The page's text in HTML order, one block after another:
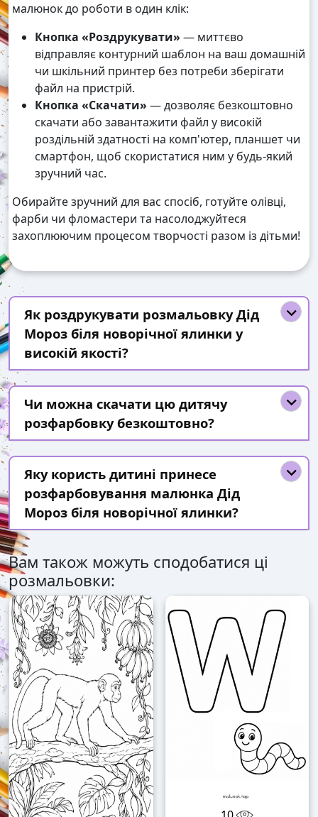
малюнок до роботи в один клік:
Кнопка «Роздрукувати» — миттєво
відправляє контурний шаблон на ваш домашній
чи шкільний принтер без потреби зберігати
файл на пристрій.
Кнопка «Скачати» — дозволяє безкоштовно
скачати або завантажити файл у високій
роздільній здатності на комп'ютер, планшет чи
смартфон, щоб скористатися ним у будь-який
зручний час.
Обирайте зручний для вас спосіб, готуйте олівці,
фарби чи фломастери та насолоджуйтеся
захоплюючим процесом творчості разом із дітьми!
Як роздрукувати розмальовку Дід
Мороз біля новорічної ялинки у
високій якості?
Чи можна скачати цю дитячу
розфарбовку безкоштовно?
Яку користь дитині принесе
розфарбовування малюнка Дід
Мороз біля новорічної ялинки?
Вам також можуть сподобатися ці
розмальовки: